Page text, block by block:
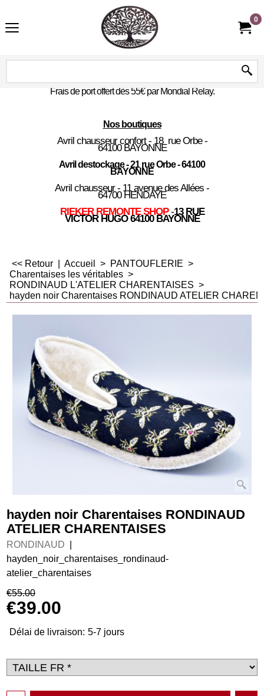
0
Frais de port offert dès 55€ par Mondial Relay.
Nos boutiques
Avril chausseur confort - 18 rue Orbe -
64100 BAYONNE
Avril destockage - 21 rue Orbe - 64100
BAYONNE
Avril chausseur - 11 avenue des Allées -
64700 HENDAYE
RIEKER REMONTE SHOP -13 RUE
VICTOR HUGO 64100 BAYONNE
<< Retour Accueil > PANTOUFLERIE >
Charentaises les véritables >
RONDINAUD L'ATELIER CHARENTAISES >
hayden noir Charentaises RONDINAUD ATELIER
hayden noir Charentaises RONDINAUD
ATELIER CHARENTAISES
RONDINAUD
hayden_noir_charentaises_rondinaud-
atelier_charentaises
€55.00
€39.00
Délai de livraison: 5-7 jours